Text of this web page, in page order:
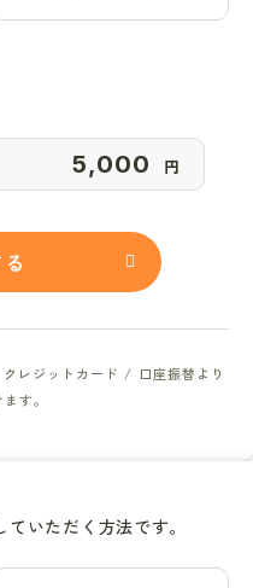
円
レジットカード / 口座振替より
す。
いただく方法です。